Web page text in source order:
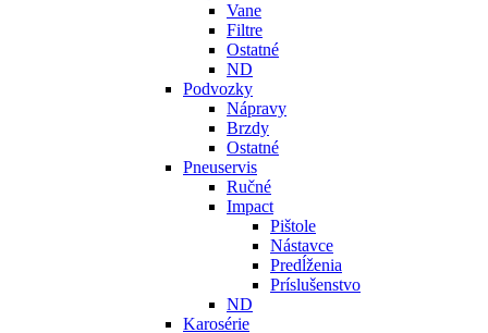
Vane
Filtre
Ostatné
ND
Podvozky
Nápravy
Brzdy
Ostatné
Pneuservis
Ručné
Impact
Pištole
Nástavce
Predĺženia
Príslušenstvo
ND
Karosérie